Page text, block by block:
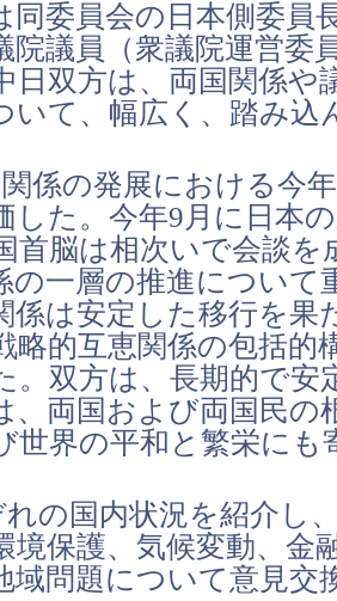
同委員会の日本側委員
院議員（衆議院運営委
日双方は、両国関係や
いて、幅広く、踏み込
係の発展における今
した。今年9月に日本
首脳は相次いで会談を
の一層の推進について
係は安定した移行を果
略的互恵関係の包括的
。双方は、長期的で安
、両国および両国民の
世界の平和と繁栄にも
の国内状況を紹介し
境保護、気候変動、金
域問題について意見交